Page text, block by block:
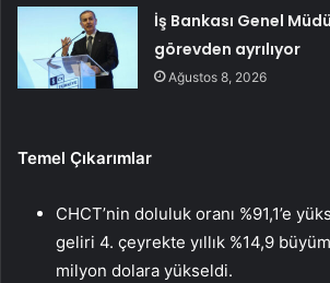
İş Bankası Genel
görevden ayrılıyor
Ağustos 8, 2026
Temel Çıkarımlar
CHCT’nin doluluk oranı %91,1’e
geliri 4. çeyrekte yıllık %14,9
milyon dolara yükseldi.